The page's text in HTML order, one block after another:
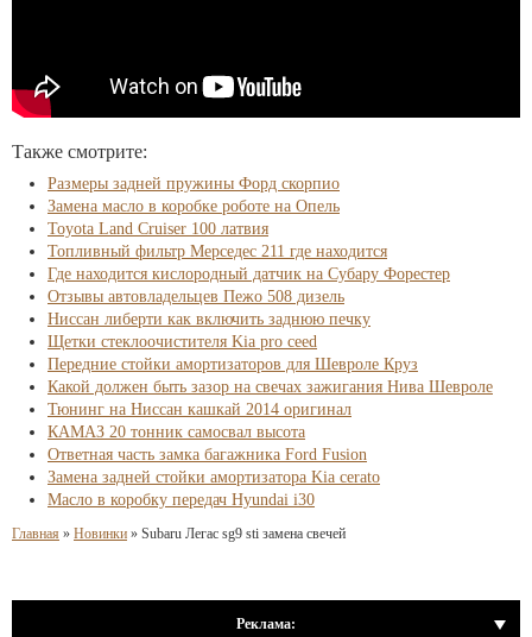
Также смотрите:
Размеры задней пружины Форд скорпио
Замена масло в коробке роботе на Опель
Toyota Land Cruiser 100 латвия
Топливный фильтр Мерседес 211 где находится
Где находится кислородный датчик на Субару Форестер
Отзывы автовладельцев Пежо 508 дизель
Ниссан либерти как включить заднюю печку
Щетки стеклоочистителя Kia pro ceed
Передние стойки амортизаторов для Шевроле Круз
Какой должен быть зазор на свечах зажигания Нива Шевроле
Тюнинг на Ниссан кашкай 2014 оригинал
КАМАЗ 20 тонник самосвал высота
Ответная часть замка багажника Ford Fusion
Замена задней стойки амортизатора Kia cerato
Масло в коробку передач Hyundai i30
Главная » Новинки » Subaru Легас sg9 sti замена свечей
Реклама: